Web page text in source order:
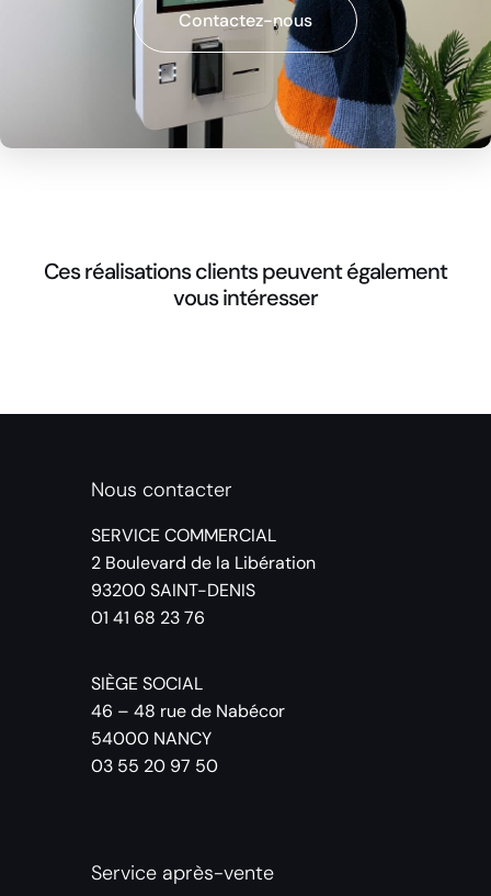
Contactez-nous
Ces réalisations clients peuvent également
vous intéresser
Nous contacter
SERVICE COMMERCIAL
2 Boulevard de la Libération
93200 SAINT-DENIS
01 41 68 23 76
SIÈGE SOCIAL
46 – 48 rue de Nabécor
54000 NANCY
03 55 20 97 50
Service après-vente